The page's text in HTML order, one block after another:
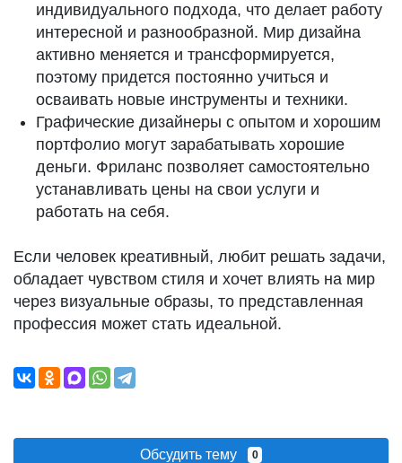
индивидуального подхода, что делает работу
интересной и разнообразной. Мир дизайна
активно меняется и трансформируется,
поэтому придется постоянно учиться и
осваивать новые инструменты и техники.
Графические дизайнеры с опытом и хорошим
портфолио могут зарабатывать хорошие
деньги. Фриланс позволяет самостоятельно
устанавливать цены на свои услуги и
работать на себя.
Если человек креативный, любит решать задачи,
обладает чувством стиля и хочет влиять на мир
через визуальные образы, то представленная
профессия может стать идеальной.
Обсудить тему 0